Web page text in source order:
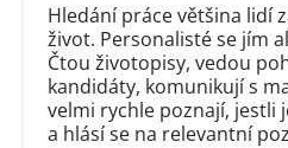
Hledání práce většina lidí
život. Personalisté se jím
Čtou životopisy, vedou
kandidáty, komunikují s
velmi rychle poznají, jestli
a hlásí se na relevantní